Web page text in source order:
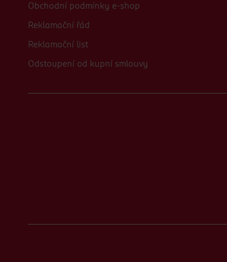
Obchodní podmínky e-shop
Reklamační řád
Reklamační list
Odstoupení od kupní smlouvy